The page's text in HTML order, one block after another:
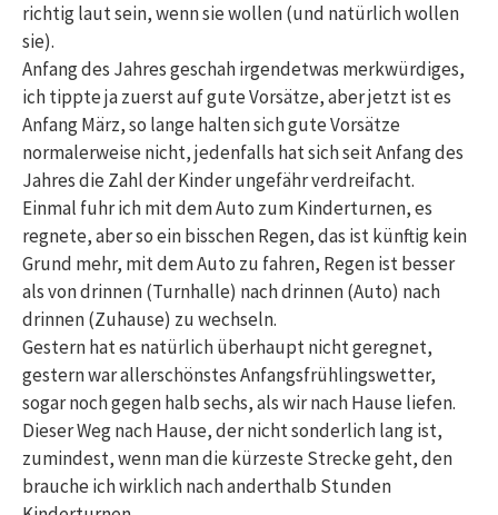
richtig laut sein, wenn sie wollen (und natürlich wollen
sie).
Anfang des Jahres geschah irgendetwas merkwürdiges,
ich tippte ja zuerst auf gute Vorsätze, aber jetzt ist es
Anfang März, so lange halten sich gute Vorsätze
normalerweise nicht, jedenfalls hat sich seit Anfang des
Jahres die Zahl der Kinder ungefähr verdreifacht.
Einmal fuhr ich mit dem Auto zum Kinderturnen, es
regnete, aber so ein bisschen Regen, das ist künftig kein
Grund mehr, mit dem Auto zu fahren, Regen ist besser
als von drinnen (Turnhalle) nach drinnen (Auto) nach
drinnen (Zuhause) zu wechseln.
Gestern hat es natürlich überhaupt nicht geregnet,
gestern war allerschönstes Anfangsfrühlingswetter,
sogar noch gegen halb sechs, als wir nach Hause liefen.
Dieser Weg nach Hause, der nicht sonderlich lang ist,
zumindest, wenn man die kürzeste Strecke geht, den
brauche ich wirklich nach anderthalb Stunden